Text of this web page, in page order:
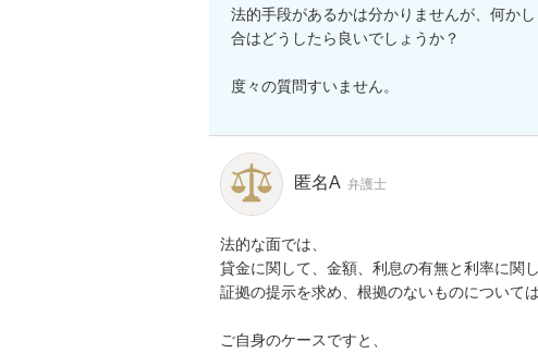
法的手段があるかは分かりませんが、何か
合はどうしたら良いでしょうか？
度々の質問すいません。
匿名A 弁護士
法的な面では、
貸金に関して、金額、利息の有無と利率に関し
証拠の提示を求め、根拠のないものについて
ご自身のケースですと、